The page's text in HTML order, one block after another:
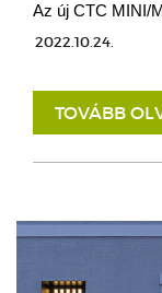
Az új CTC MINI/
2022.10.24.
TOVÁBB